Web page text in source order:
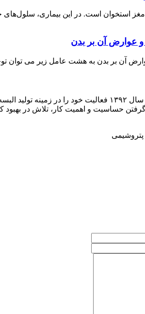
استخوان است. در این بیماری،
و عوارض آن بر بدن
آن بر بدن به هشت عامل زیر می توان
شرکت مانیان طب گستر ایرانیان در سال
گرفتن حساسیت و اهمیت کار، تلاش در